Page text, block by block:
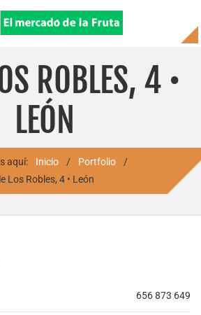
ROBLES, 4 •
LEÓN
aquí: Inicio / Portfolio
/
Los Robles, 4 • León
656 873 649